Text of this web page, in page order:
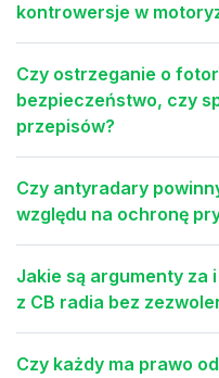
kontrowersje w
Czy ostrzeganie o
bezpieczeństwo, czy
przepisów?
Czy antyradary
względu na ochronę
Jakie są argumenty za
z CB radia bez
Czy każdy ma prawo